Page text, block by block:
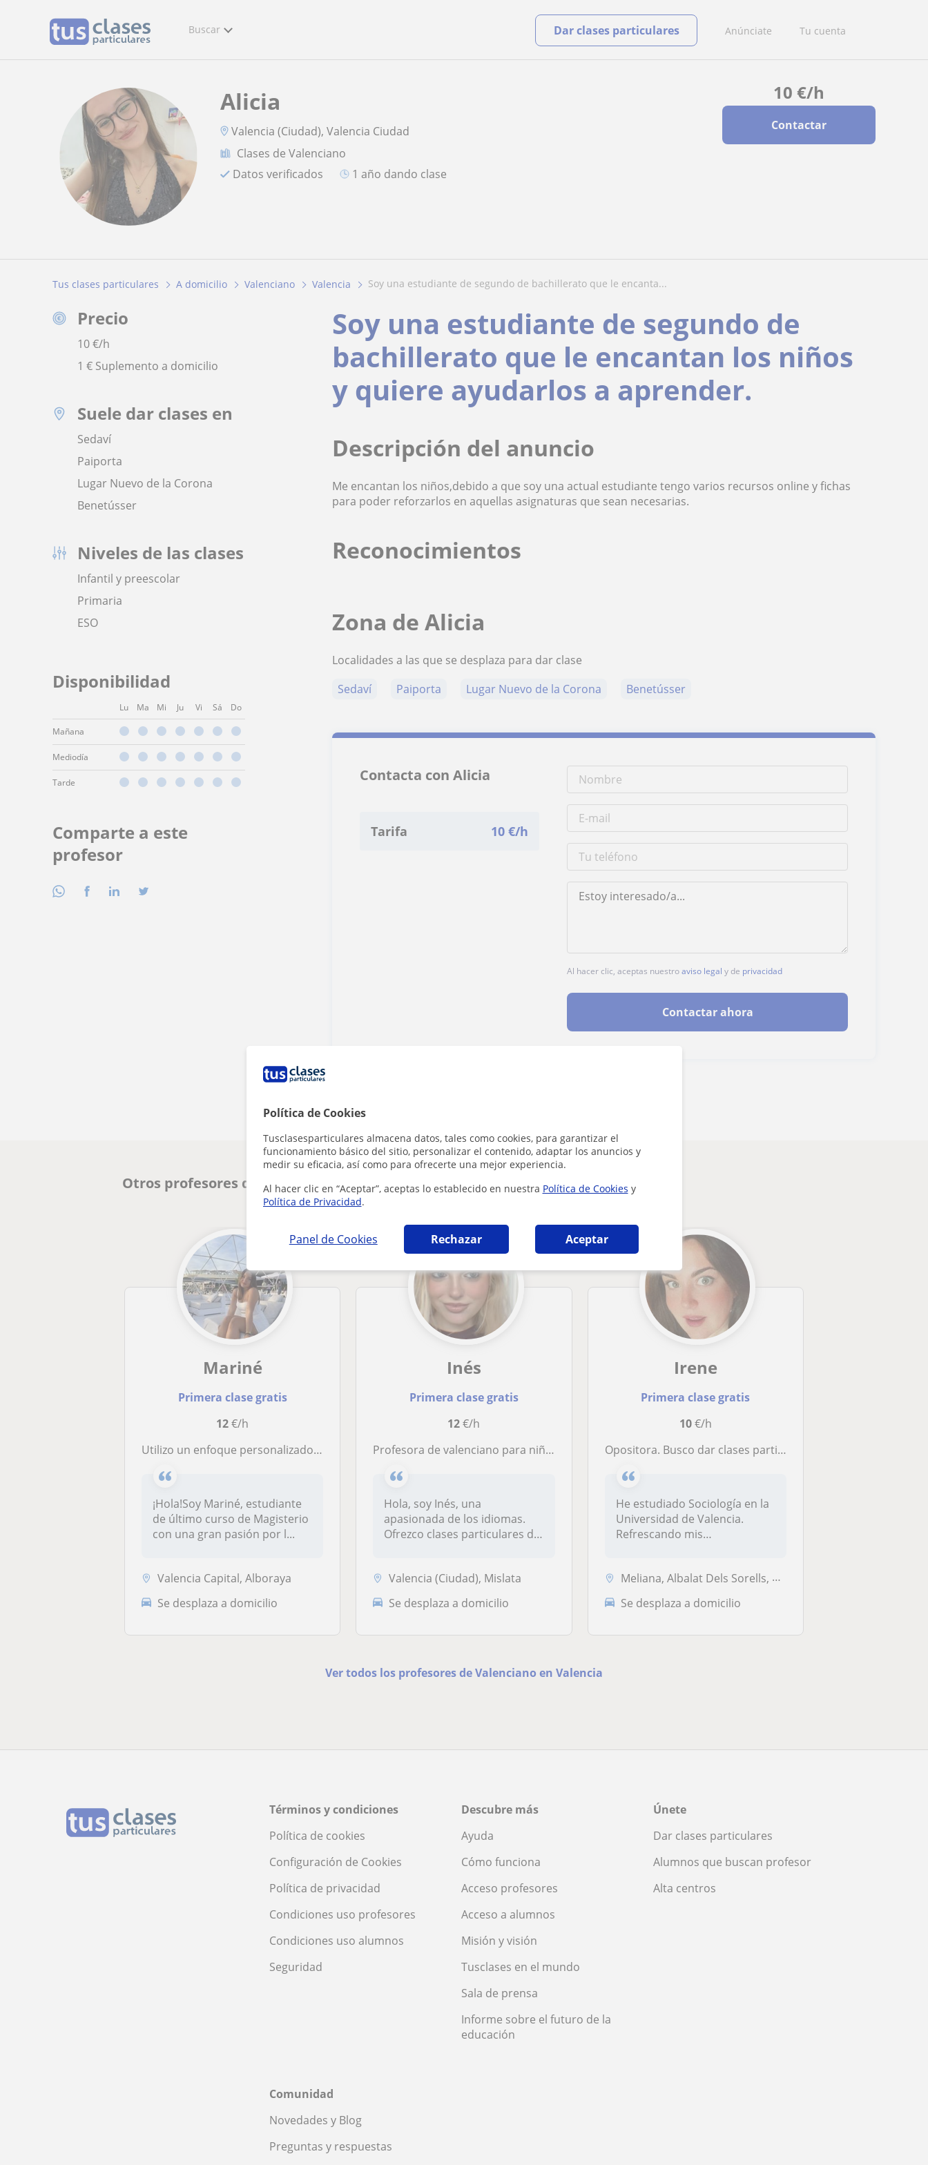
Política de Cookies
Tusclasesparticulares almacena datos, tales como cookies, para garantizar el
funcionamiento básico del sitio, personalizar el contenido, adaptar los anuncios y
medir su eficacia, así como para ofrecerte una mejor experiencia.
Al hacer clic en “Aceptar”, aceptas lo establecido en nuestra Política de Cookies y
Política de Privacidad.
Panel de Cookies Rechazar Aceptar
Buscar Anúnciate Tu cuenta
Dar clases particulares
10 €/h
Contactar
Alicia
Valencia (Ciudad), Valencia Ciudad
Clases de Valenciano
Datos verificados
1 año dando clase
Tus clases particulares A domicilio Valenciano Valencia soy una estudiante de segundo de bachillerato que le encanta...
Precio
10€/h
1 € Suplemento a domicilio
Suele dar clases en
Sedaví
Paiporta
Lugar Nuevo de la Corona
Benetússer
Niveles de las clases
Infantil y preescolar
Primaria
ESO
Disponibilidad
Lu Ma Mi Ju Vi Sá Do
Mañana
Mediodía
Tarde
Comparte a este
profesor
Soy una estudiante de segundo de
bachillerato que le encantan los niños
y quiere ayudarlos a aprender.
Descripción del anuncio
Me encantan los niños,debido a que soy una actual estudiante tengo varios recursos online y fichas
para poder reforzarlos en aquellas asignaturas que sean necesarias.
Reconocimientos
Zona de Alicia
Localidades a las que se desplaza para dar clase
Sedaví
Paiporta Lugar Nuevo de la Corona Benetússer
Contacta con Alicia
Tarifa 10 €/h
Al hacer clic, aceptas nuestroaviso legal y de privacidad
Contactar ahora
Otros profesores de Valenciano en Valencia que pueden interesarte
Mariné
Primera clase gratis
12€/h
Utilizo un enfoque personalizado para adaptar cada sesión a las necesidades individuales. Metodología activa y dinámica
¡Hola!Soy Mariné, estudiante
de último curso de Magisterio
con una gran pasión por l...
Valencia Capital, Alboraya
Se desplaza a domicilio
Inés
Primera clase gratis
12€/h
Profesora de valenciano para niños de primaria
Hola, soy Inés, una
apasionada de los idiomas.
Ofrezco clases particulares de
Valencia (Ciudad), Mislata
Se desplaza a domicilio
Irene
Primera clase gratis
10€/h
Opositora. Busco dar clases particulares para poder ganar un poco de dinero
He estudiado Sociología en la
Universidad de Valencia.
Refrescando mis
Meliana, Albalat Dels Sorells, Albuixech, Foios
Se desplaza a domicilio
Ver todos los profesores de Valenciano en Valencia
Términos y condiciones
Política de cookies
Configuración de Cookies
Política de privacidad
Condiciones uso profesores
Condiciones uso alumnos
Seguridad
Descubre más
Ayuda
Cómo funciona
Acceso profesores
Acceso a alumnos
Misión y visión
Tusclases en el mundo
Sala de prensa
Informe sobre el futuro de la
educación
Únete
Dar clases particulares
Alumnos que buscan profesor
Alta centros
Comunidad
Novedades y Blog
Preguntas y respuestas